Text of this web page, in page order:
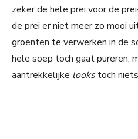
zeker de hele prei voor de
de prei er niet meer zo mooi
groenten te verwerken in de
hele soep toch gaat pureren,
aantrekkelijke lookstoch